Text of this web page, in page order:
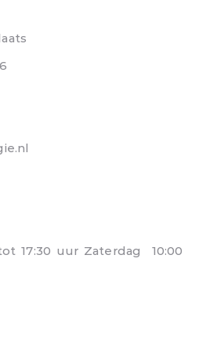
17:30 uur Zaterdag 10:00